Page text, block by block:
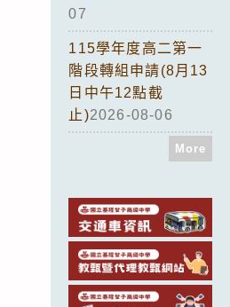
07
115學年度高二第一
階段轉組申請(8月13
日中午12點截
止)2026-08-06
More